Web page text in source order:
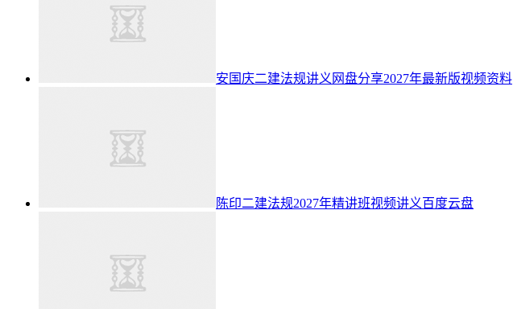
安国庆二建法规讲义网盘分享2027年最新版视频资料
陈印二建法规2027年精讲班视频讲义百度云盘